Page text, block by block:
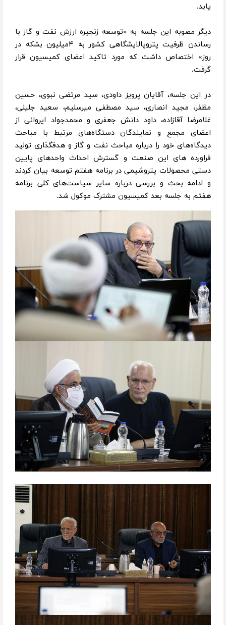
یابد.
دیگر مصوبه این جلسه به «توسعه زنجیره ارزش نفت و گاز با
رساندن ظرفیت پتروپالایشگاهی کشور به ۴میلیون بشکه در
روز» اختصاص داشت که مورد تاکید اعضای کمیسیون قرار
گرفت.
در این جلسه، آقایان پرویز داودی، سید مرتضی نبوی، حسین
مظفر، مجید انصاری، سید مصطفی میرسلیم، سعید جلیلی،
غلامرضا آقازاده، داود دانش جعفری و محمدجواد ایروانی از
اعضای مجمع و نمایندگان دستگاه‌های مرتبط با مباحث
دیدگاه‌های خود را درباره مباحث نفت و گاز و هدفگذاری تولید
فراورده های این صنعت و گسترش احداث واحدهای پایین
دستی محصولات پتروشیمی در برنامه هفتم توسعه بیان کردند
و ادامه بحث و بررسی درباره سایر سیاست‌های کلی برنامه
هفتم به جلسه بعد کمیسیون مشترک موکول شد.